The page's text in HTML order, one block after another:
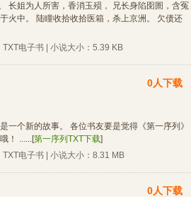
长姐为人所害，香消玉殒， 兄长身陷囹圄，含冤
火中。 陆瞳收拾收拾医箱，杀上京洲。 欠债还
TXT电子书 | 小说大小：5.39 KB
0人下载
一个新的故事。 各位书友要是觉得《第一序列》
！ ......[第一序列TXT下载]
TXT电子书 | 小说大小：8.31 MB
0人下载